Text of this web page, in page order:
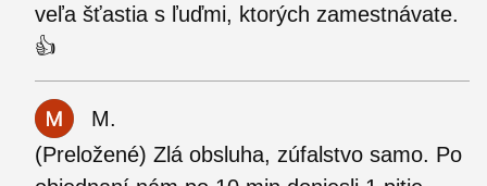
veľa šťastia s ľuďmi, ktorých zamestnávate.
👍
M.
(Preložené) Zlá obsluha, zúfalstvo samo. Po